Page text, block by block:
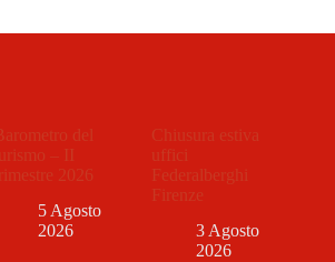
del
– II
2026
5 Agosto
2026
Chiusura estiva
uffici
Federalberghi
Firenze
3 Agosto
2026